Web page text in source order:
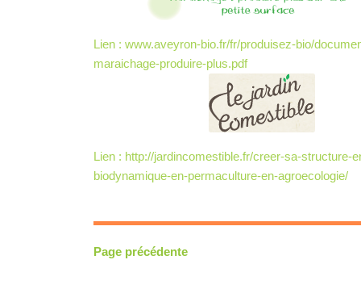
Lien : www.aveyron-bio.fr/fr/produisez-bio/
maraichage-produire-plus.pdf
Lien : http://jardincomestible.fr/creer-sa-structure-
biodynamique-en-permaculture-en-agroecologie/
Page précédente